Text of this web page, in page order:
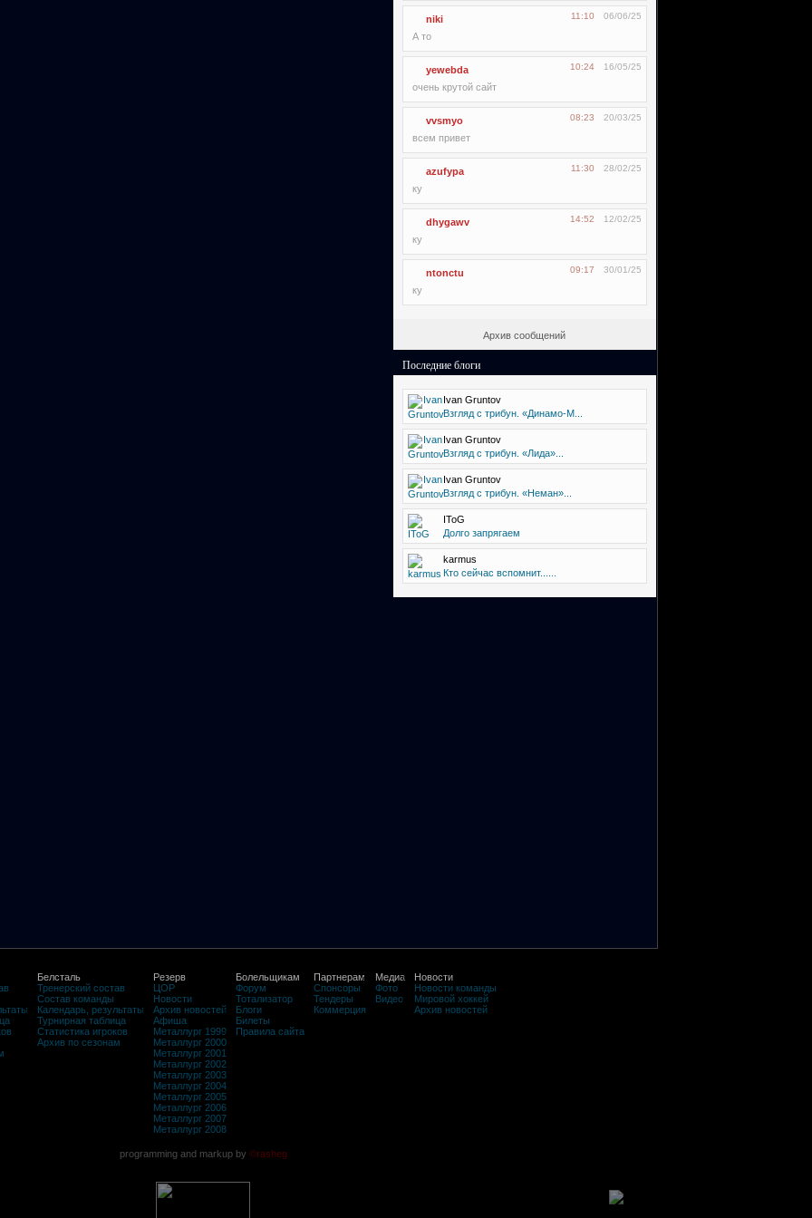
niki 06/06/25
11:10
А то
yewebda 16/05/25
10:24
очень крутой сайт
vvsmyo 20/03/25
08:23
всем привет
azufypa 28/02/25
11:30
ку
dhygawv 12/02/25
14:52
ку
ntonctu 30/01/25
09:17
ку
Архив сообщений
Последние блоги
Ivan Gruntov
Взгляд с трибун. «Динамо-М...
Ivan Gruntov
Взгляд с трибун. «Лида»...
Ivan Gruntov
Взгляд с трибун. «Неман»...
IToG
Долго запрягаем
karmus
Кто сейчас вспомнит......
Белсталь
Тренерский состав
Состав команды
Календарь, результаты
Турнирная таблица
Статистика игроков
Архив по сезонам
Резерв
ЦОР
Новости
Архив новостей
Афиша
Металлург 1999
Металлург 2000
Металлург 2001
Металлург 2002
Металлург 2003
Металлург 2004
Металлург 2005
Металлург 2006
Металлург 2007
Металлург 2008
Болельщикам
Форум
Тотализатор
Блоги
Билеты
Правила сайта
Партнерам
Спонсоры
Тендеры
Коммерция
Медиа
Фото
Видео
Новости
Новости команды
Мировой хоккей
Архив новостей
programming and markup by ©rasheg